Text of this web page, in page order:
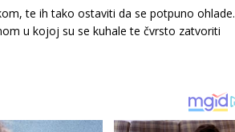
te ih tako ostaviti da se potpuno ohlade.
u kojoj su se kuhale te čvrsto zatvoriti